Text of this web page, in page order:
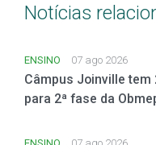
Notícias
ENSINO 07 ago 2026
Câmpus Joinville
para 2ª fase da